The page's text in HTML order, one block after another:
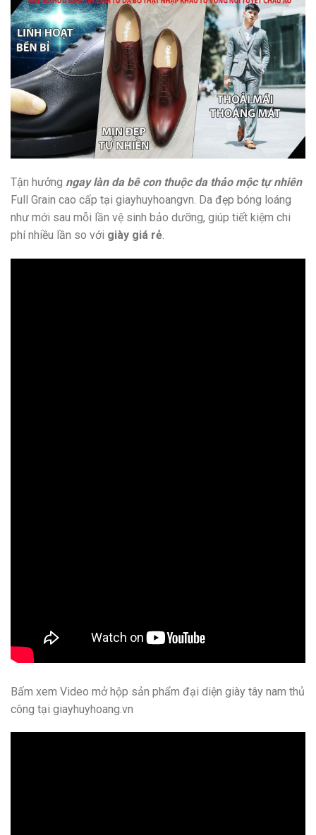
Tận hưởng ngay làn da bê con thuộc da thảo mộc tự nhiên
Full Grain cao cấp tại giayhuyhoangvn. Da đẹp bóng loáng
như mới sau mỗi lần vệ sinh bảo dưỡng, giúp tiết kiệm chi
phí nhiều lần so với giày giá rẻ.
Bấm xem Video mở hộp sản phẩm đại diện giày tây nam thủ
công tại giayhuyhoang.vn